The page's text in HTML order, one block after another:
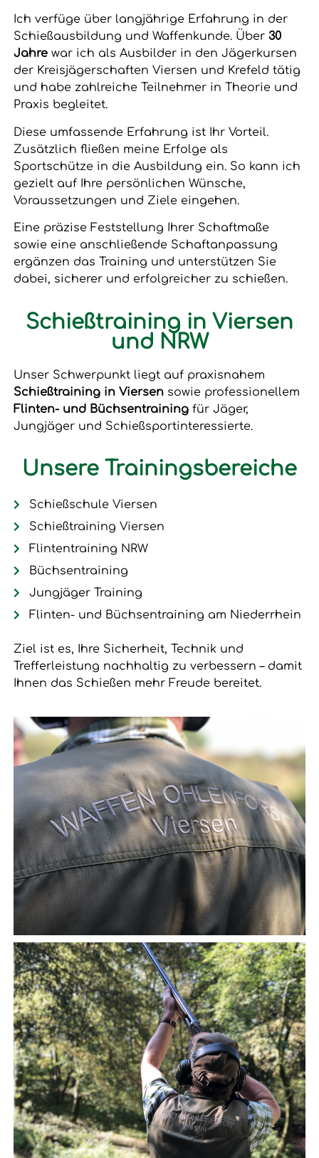
Ich verfüge über langjährige Erfahrung in der
Schießausbildung und Waffenkunde. Über 30
Jahrewar ich als Ausbilder in den Jägerkursen
der Kreisjägerschaften Viersen und Krefeld tätig
und habe zahlreiche Teilnehmer in Theorie und
Praxis begleitet.
Diese umfassende Erfahrung ist Ihr Vorteil.
Zusätzlich fließen meine Erfolge als
Sportschütze in die Ausbildung ein. So kann ich
gezielt auf Ihre persönlichen Wünsche,
Voraussetzungen und Ziele eingehen.
Eine präzise Feststellung Ihrer Schaftmaße
sowie eine anschließende Schaftanpassung
ergänzen das Training und unterstützen Sie
dabei, sicherer und erfolgreicher zu schießen.
Schießtraining in Viersen
und NRW
Unser Schwerpunkt liegt auf praxisnahem
Schießtraining in Viersensowie professionellem
Flinten- und Büchsentrainingfür Jäger,
Jungjäger und Schießsportinteressierte.
Unsere Trainingsbereiche
Schießschule Viersen
Schießtraining Viersen
Flintentraining NRW
Büchsentraining
Jungjäger Training
Flinten- und Büchsentraining am Niederrhein
Ziel ist es, Ihre Sicherheit, Technik und
Trefferleistung nachhaltig zu verbessern – damit
Ihnen das Schießen mehr Freude bereitet.